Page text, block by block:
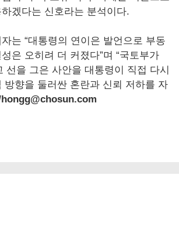
겠다는 신호라는 분석이다.
는 “대통령의 연이은 발언으로 부동
은 오히려 더 커졌다”며 “국토부가
선을 그은 사안을 대통령이 직접 다시
방향을 둘러싼 혼란과 신뢰 저하를 자